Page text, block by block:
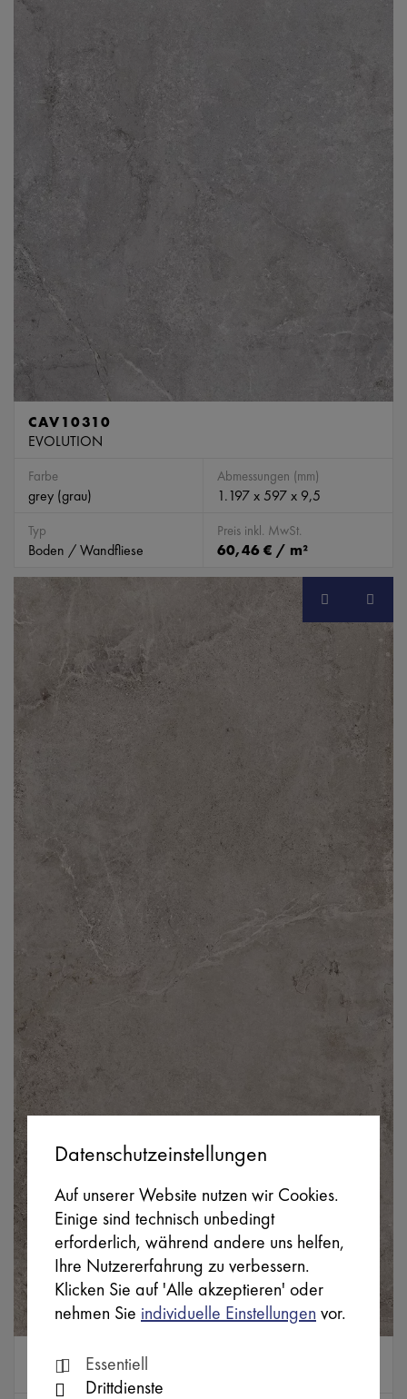
CAV10310
EVOLUTION
Farbe
grey (grau)
Abmessungen (mm)
1.197 x 597 x 9,5
Typ
Boden / Wandfliese
Preis inkl. MwSt.
60,46 € / m²
CAV10309
EVOLUTION
Datenschutzeinstellungen
Auf unserer Website nutzen wir Cookies.
Einige sind technisch unbedingt
erforderlich, während andere uns helfen,
Ihre Nutzererfahrung zu verbessern.
Klicken Sie auf 'Alle akzeptieren' oder
nehmen Sie individuelle Einstellungen vor.
Essentiell
Drittdienste